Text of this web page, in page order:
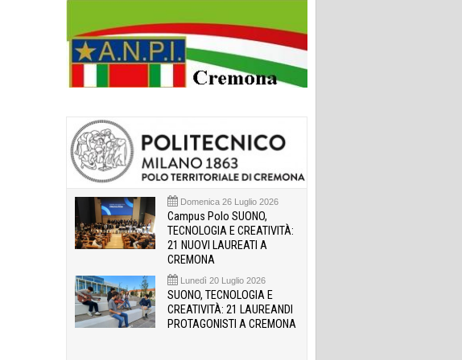
Domenica 26 Luglio 2026
Campus Polo SUONO,
TECNOLOGIA E CREATIVITÀ:
21 NUOVI LAUREATI A
CREMONA
Lunedì 20 Luglio 2026
SUONO, TECNOLOGIA E
CREATIVITÀ: 21 LAUREANDI
PROTAGONISTI A CREMONA